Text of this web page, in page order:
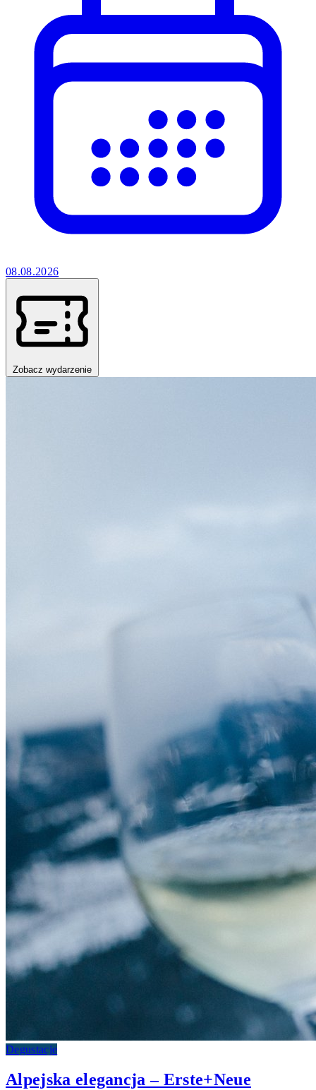
08.08.2026
Zobacz wydarzenie
Degustacje
Alpejska elegancja – Erste+Neue